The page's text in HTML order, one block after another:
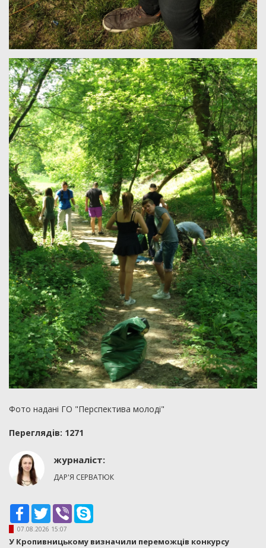
Фото надані ГО "Перспектива молоді"
Переглядiв: 1271
журналіст:
ДАР'Я СЕРВАТЮК
Facebook
TwitterViber
07.08.2026 15:07
У Кропивницькому визначили переможців конкурсу